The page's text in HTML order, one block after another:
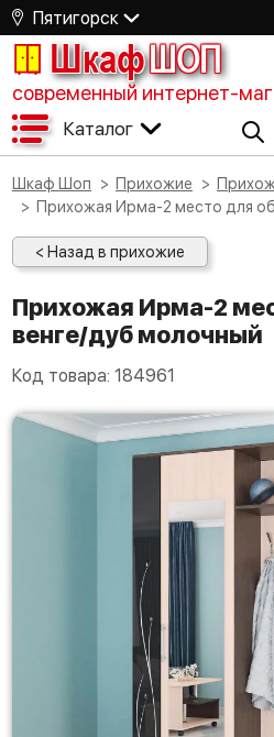
Пятигорск
ШкафШОП
современный интернет-
Каталог
Шкаф Шоп Прихожие
Прихожая Ирма-2 место для
< Назад в прихожие
Прихожая Ирма-2 место для обуви
венге/дуб молочный
Код товара: 184961